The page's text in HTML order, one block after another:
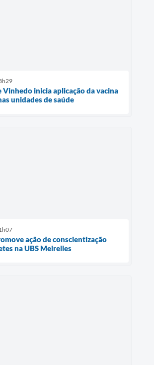
Vinhedo inicia aplicação da vacina
unidades de saúde
ação de conscientização
na UBS Meirelles